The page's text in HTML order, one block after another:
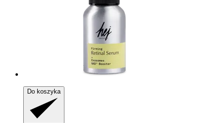
Do koszyka